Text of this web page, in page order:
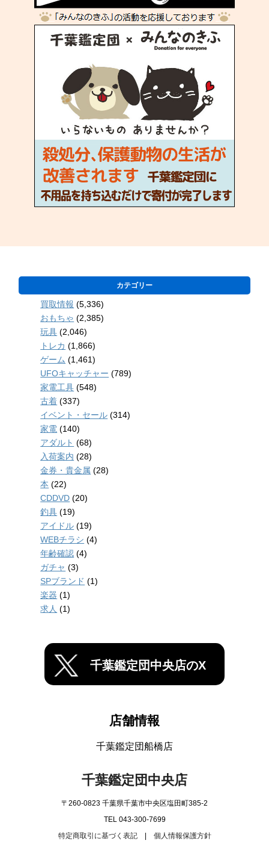
カテゴリー
買取情報 (5,336)
おもちゃ (2,385)
玩具 (2,046)
トレカ (1,866)
ゲーム (1,461)
UFOキャッチャー (789)
家電工具 (548)
古着 (337)
イベント・セール (314)
家電 (140)
アダルト (68)
入荷案内 (28)
金券・貴金属 (28)
本 (22)
CDDVD (20)
釣具 (19)
アイドル (19)
WEBチラシ (4)
年齢確認 (4)
ガチャ (3)
SPブランド (1)
楽器 (1)
求人 (1)
千葉鑑定団中央店のX
店舗情報
千葉鑑定団船橋店
千葉鑑定団中央店
〒260-0823 千葉県千葉市中央区塩田町385-2
TEL 043-300-7699
特定商取引に基づく表記| 個人情報保護方針